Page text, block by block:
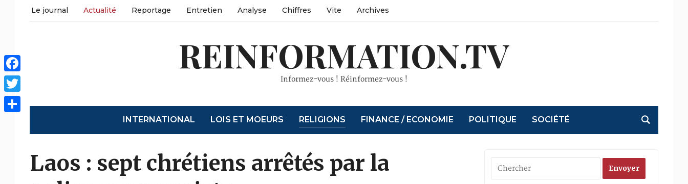
Le journal Actualité Reportage Entretien Analyse Chiffres Vite Archives
REINFORMATION.TV
Informez-vous ! Réinformez-vous !
INTERNATIONAL LOIS ET MOEURS RELIGIONS FINANCE / ECONOMIE POLITIQUE SOCIÉTÉ
Laos : sept chrétiens arrêtés par la
Facebook
Twitter